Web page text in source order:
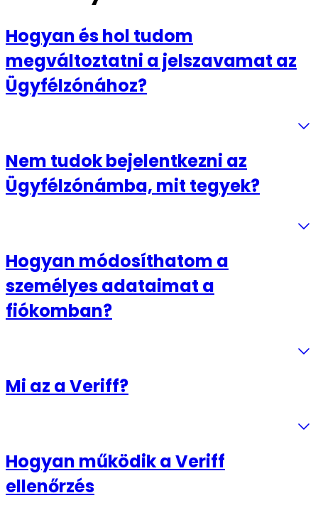
Hogyan és hol tudom
megváltoztatni a jelszavamat az
Ügyfélzónához?
Nem tudok bejelentkezni az
Ügyfélzónámba, mit tegyek?
Hogyan módosíthatom a
személyes adataimat a
fiókomban?
Mi az a Veriff?
Hogyan működik a Veriff
ellenőrzés